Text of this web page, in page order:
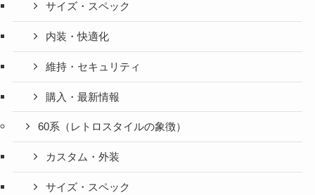
サイズ・スペック
内装・快適化
維持・セキュリティ
購入・最新情報
60系（レトロスタイルの象徴）
カスタム・外装
サイズ・スペック